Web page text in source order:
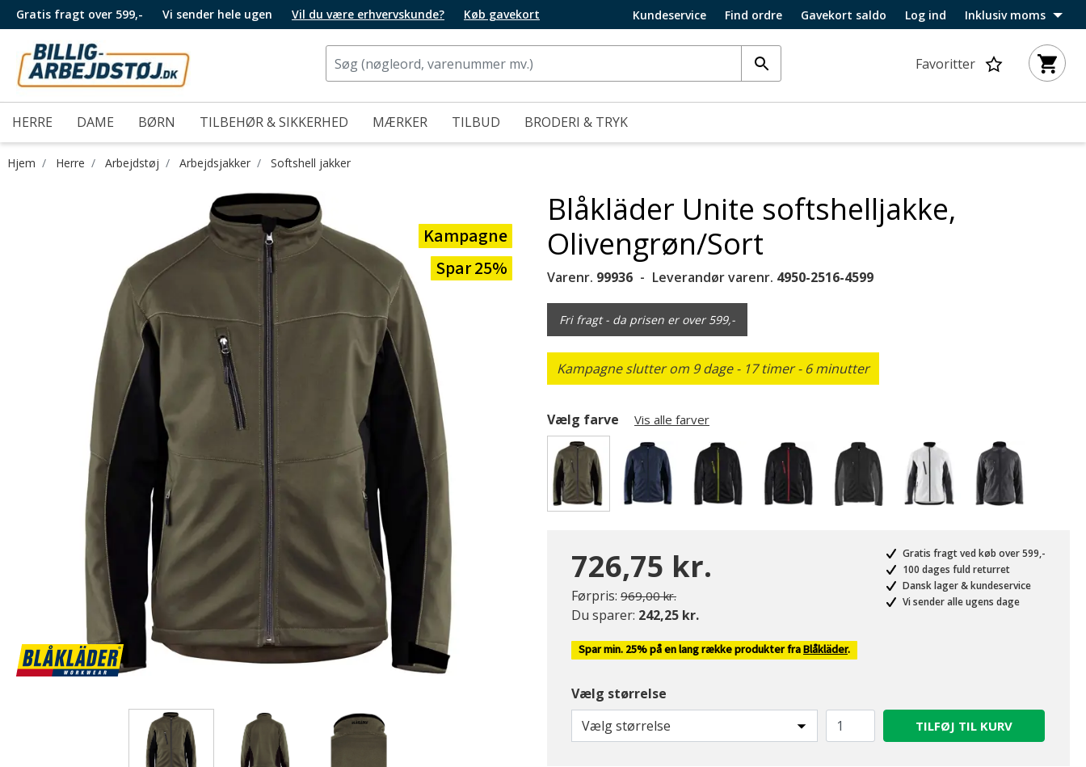
Gratis fragt over 599,- Vi sender hele ugen Vil du være erhvervskunde? Køb gavekort Kundeservice Find ordre Gavekort saldo Log ind Inklusiv moms
Favoritter
HERRE DAME BØRN TILBEHØR & SIKKERHED MÆRKER TILBUD BRODERI & TRYK
Hjem Herre Arbejdstøj Arbejdsjakker Softshell jakker
Kampagne
Spar 25%
Blåkläder Unite softshelljakke,
Olivengrøn/Sort
Varenr. 99936 Leverandør varenr. 4950-2516-4599
Fri fragt - da prisen er over 599,-
Kampagne slutter om 9 dage - 17 timer - 6 minutter
Vælg farve Vis alle farver
726,75 kr.
Førpris: Pris nedsat fra
969,00 kr.til
Du sparer: 242,25 kr.
Gratis fragt ved køb over 599,-
100 dages fuld returret
Dansk lager & kundeservice
Vi sender alle ugens dage
Spar min. 25% på en lang række produkter fraBlåkläder.
Vælg størrelse
Vælg størrelse
TILFØJ TIL KURV